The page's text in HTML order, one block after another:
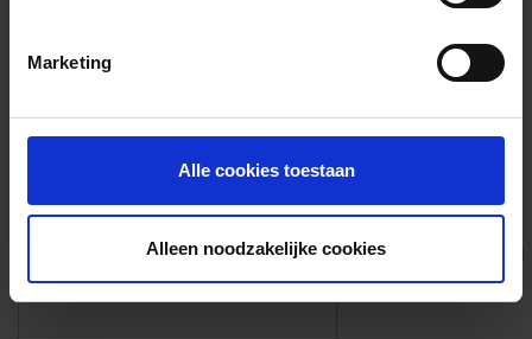
Marketing
Alle cookies toestaan
Alleen noodzakelijke cookies
Foto’s ({{photos.length}})
Eigen foto’s